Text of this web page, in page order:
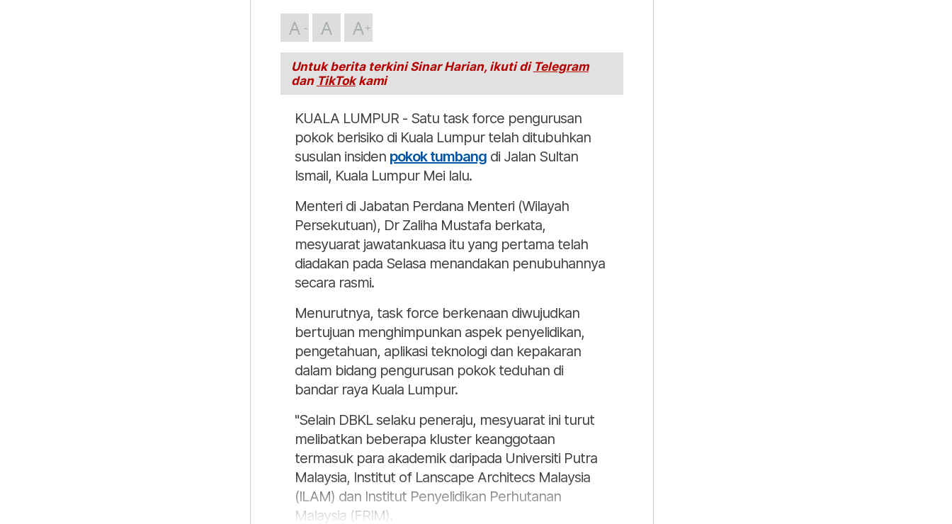
A A A
Untuk berita terkini Sinar Harian, ikuti di Telegram
dan TikTokkami
KUALA LUMPUR - Satu task force pengurusan
pokok berisiko di Kuala Lumpur telah ditubuhkan
susulan insiden pokok tumbangdi Jalan Sultan
Ismail, Kuala Lumpur Mei lalu.
Menteri di Jabatan Perdana Menteri (Wilayah
Persekutuan), Dr Zaliha Mustafa berkata,
mesyuarat jawatankuasa itu yang pertama telah
diadakan pada Selasa menandakan penubuhannya
secara rasmi.
Menurutnya, task force berkenaan diwujudkan
bertujuan menghimpunkan aspek penyelidikan,
pengetahuan, aplikasi teknologi dan kepakaran
dalam bidang pengurusan pokok teduhan di
bandar raya Kuala Lumpur.
"Selain DBKL selaku peneraju, mesyuarat ini turut
melibatkan beberapa kluster keanggotaan
termasuk para akademik daripada Universiti Putra
Malaysia, Institut of Lanscape Architecs Malaysia
(ILAM) dan Institut Penyelidikan Perhutanan
Malaysia (FRIM).